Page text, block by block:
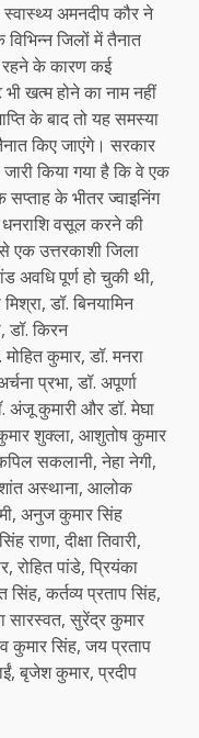
अमनदीप कौर ने
जिलों में तैनात
के कारण कई
खत्म होने का नाम नहीं
के बाद तो यह समस्या
किए जाएंगे। सरकार
किया गया है कि वे एक
के भीतर ज्वाइनिंग
धनराशि वसूल करने की
एक उत्तरकाशी जिला
अवधि पूर्ण हो चुकी थी,
डॉ. बिनयामिन
डॉ. किरन
कुमार, डॉ. मनरा
प्रभा, डॉ. अपूर्णा
अंजू कुमारी और डॉ. मेघा
शुक्ला, आशुतोष कुमार
सकलानी, नेहा नेगी,
अस्थाना, आलोक
अनुज कुमार सिंह
राणा, दीक्षा तिवारी,
पांडे, प्रियंका
सिंह, कर्तव्य प्रताप सिंह,
सारस्वत, सुरेंद्र कुमार
कुमार सिंह, जय प्रताप
बृजेश कुमार, प्रदीप